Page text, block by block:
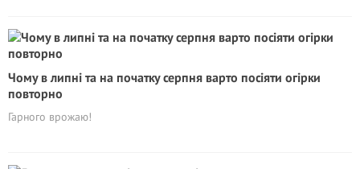
Чому в липні та на початку серпня варто посіяти огірки
повторно
Гарного врожаю!